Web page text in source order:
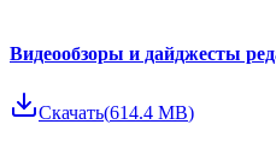
Видеообзоры и дайджесты
Скачать(614.4 MB)